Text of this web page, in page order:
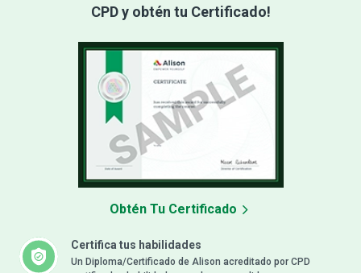
CPD y obtén tu Certificado!
Certifica tus habilidades
Un Diploma/Certificado de Alison acreditado por CPD
Obtén Tu Certificado